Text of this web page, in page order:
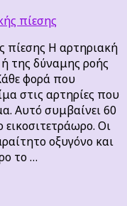
πίεσης Η αρτηριακή
της δύναμης ροής
φορά που
στις αρτηρίες που
Αυτό συμβαίνει 60
Οι
οξυγόνο και
το …